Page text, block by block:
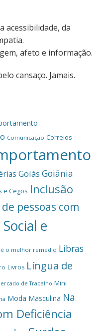
acessibilidade, da
afeto e informação.
cansaço. Jamais.
Comunicação Correios
Goiás Goiânia
e Cegos Inclusão
pessoas com
e
é o melhor remédio Libras
Livros Língua de
de Trabalho Mini
Moda Masculina Na
Deficiência